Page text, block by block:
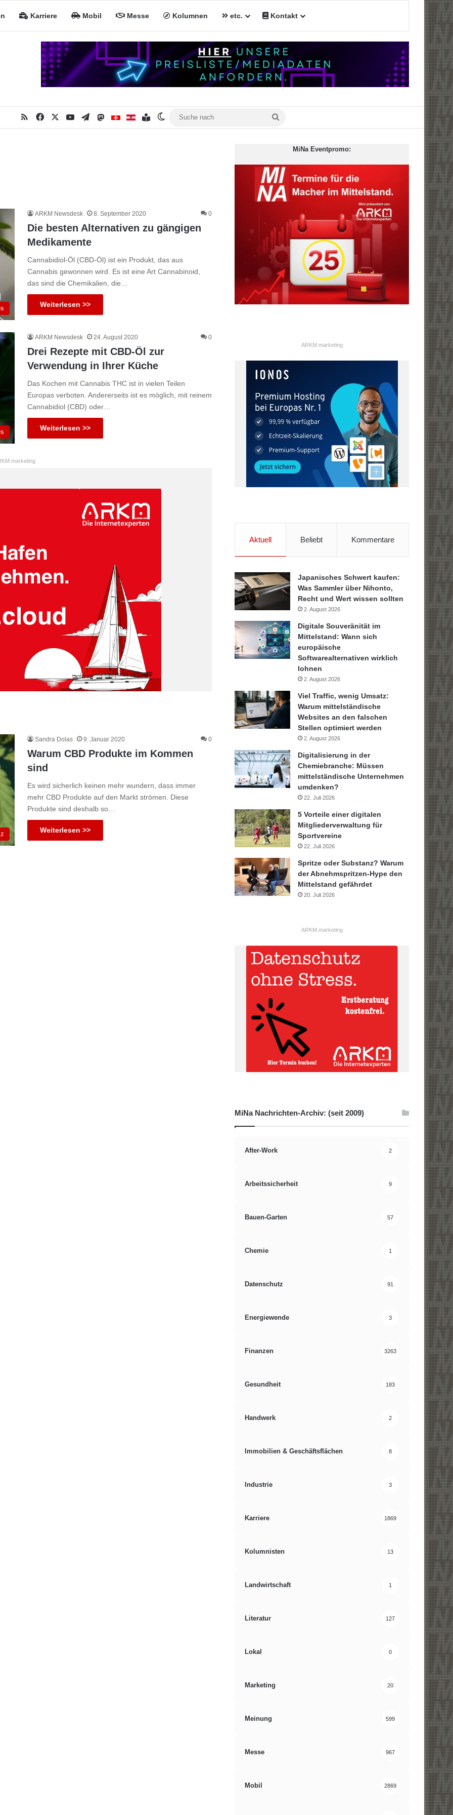
Karriere Mobil Messe Kolumnen etc. Kontakt
RSSFacebookYouTubeTelegramMastodonMiNa CHMiNa AT
Inhaltsverzeichnis
Skin umschalten
ARKM Newsdesk 8. September 2020 0
Die besten Alternativen zu gängigen
Medikamente
Cannabidiol-Öl (CBD-Öl) ist ein Produkt, das aus
Cannabis gewonnen wird. Es ist eine Art Cannabinoid,
das sind die Chemikalien, die…
Weiterlesen >>
ARKM Newsdesk 24. August 2020 0
Drei Rezepte mit CBD-Öl zur
Verwendung in Ihrer Küche
Das Kochen mit Cannabis THC ist in vielen Teilen
Europas verboten. Andererseits ist es möglich, mit reinem
Cannabidiol (CBD) oder…
Weiterlesen >>
Sandra Dolas 9. Januar 2020 0
Warum CBD Produkte im Kommen
sind
Es wird sicherlich keinen mehr wundern, dass immer
mehr CBD Produkte auf den Markt strömen. Diese
Produkte sind deshalb so…
Weiterlesen >>
MiNa Eventpromo:
ARKM.marketing
Aktuell Beliebt Kommentare
Japanisches Schwert kaufen:
Was Sammler über Nihonto,
Recht und Wert wissen sollten
2. August 2026
Digitale Souveränität im
Mittelstand: Wann sich
europäische
Softwarealternativen wirklich
lohnen
2. August 2026
Viel Traffic, wenig Umsatz:
Warum mittelständische
Websites an den falschen
Stellen optimiert werden
2. August 2026
Digitalisierung in der
Chemiebranche: Müssen
mittelständische Unternehmen
umdenken?
22. Juli 2026
5 Vorteile einer digitalen
Mitgliederverwaltung für
Sportvereine
22. Juli 2026
Spritze oder Substanz? Warum
der Abnehmspritzen-Hype den
Mittelstand gefährdet
20. Juli 2026
ARKM.marketing
MiNa Nachrichten-Archiv: (seit 2009)
After-Work 2
Arbeitssicherheit 9
Bauen-Garten 57
Chemie 1
Datenschutz 91
Energiewende 3
Finanzen 3263
Gesundheit 183
Handwerk 2
Immobilien & Geschäftsflächen 8
Industrie 3
Karriere 1869
Kolumnisten 13
Landwirtschaft 1
Literatur 127
Lokal 0
Marketing 20
Meinung 599
Messe 967
Mobil 2869